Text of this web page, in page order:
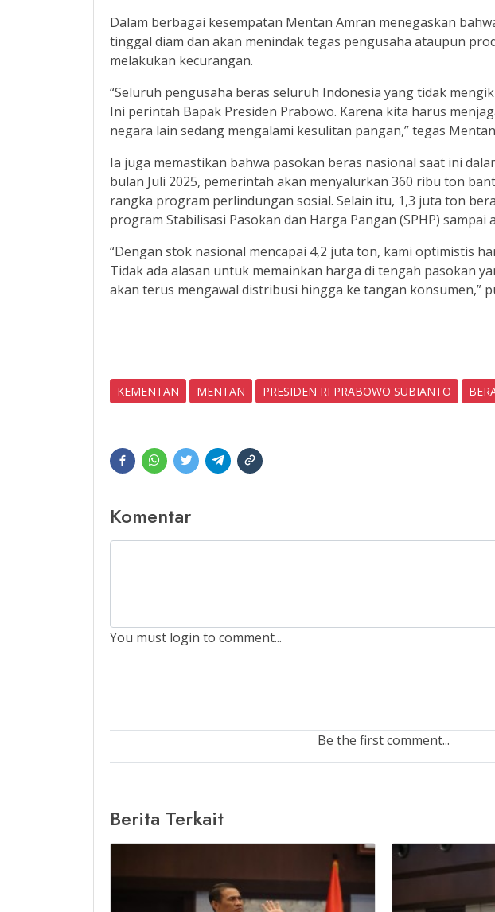
Dalam berbagai kesempatan Mentan Amran menegaskan
tinggal diam dan akan menindak tegas pengusaha ataupun
melakukan kecurangan.
“Seluruh pengusaha beras seluruh Indonesia yang tidak
Ini perintah Bapak Presiden Prabowo. Karena kita harus
negara lain sedang mengalami kesulitan pangan,” tegas
Ia juga memastikan bahwa pasokan beras nasional saat ini
bulan Juli 2025, pemerintah akan menyalurkan 360 ribu ton
rangka program perlindungan sosial. Selain itu, 1,3 juta ton
program Stabilisasi Pasokan dan Harga Pangan (SPHP) sampai
“Dengan stok nasional mencapai 4,2 juta ton, kami optimistis
Tidak ada alasan untuk memainkan harga di tengah pasokan
akan terus mengawal distribusi hingga ke tangan konsumen,”
KEMENTAN MENTAN PRESIDEN RI PRABOWO SUBIANTO
Komentar
You must login to comment...
Be the first comment...
Berita Terkait